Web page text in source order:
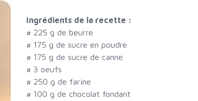
Ingrédients de la recette :
# 225 g de beurre
# 175 g de sucre en poudre
# 175 g de sucre de canne
# 3 oeufs
# 250 g de farine
# 100 g de chocolat fondant